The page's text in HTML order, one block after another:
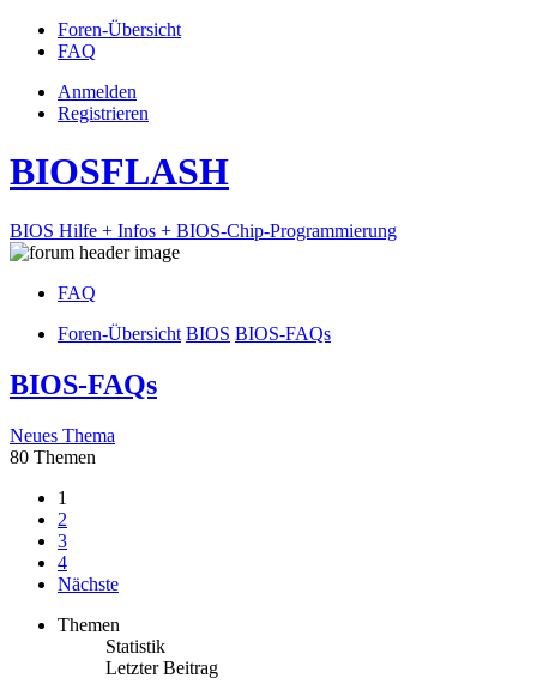
Foren-Übersicht
FAQ
Anmelden
Registrieren
BIOSFLASH
BIOS Hilfe + Infos + BIOS-Chip-Programmierung
FAQ
Foren-Übersicht BIOS BIOS-FAQs
BIOS-FAQs
Neues Thema
80 Themen
1
2
3
4
Nächste
Themen
Statistik
Letzter Beitrag